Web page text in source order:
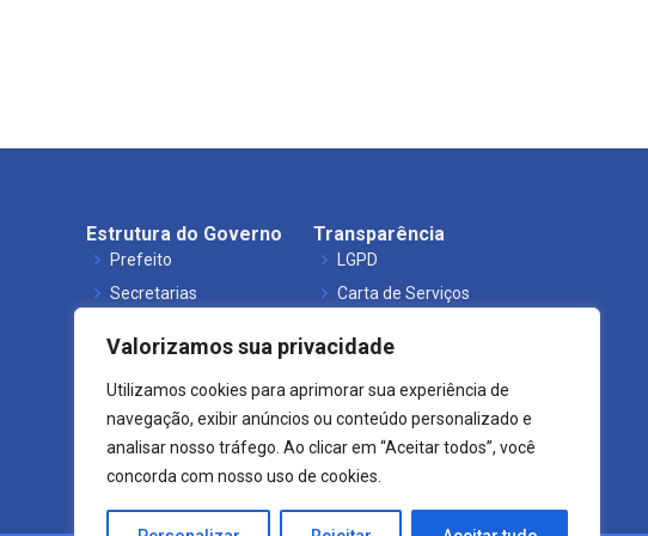
Valorizamos sua privacidade
Utilizamos cookies para aprimorar sua experiência de
navegação, exibir anúncios ou conteúdo personalizado e
analisar nosso tráfego. Ao clicar em “Aceitar todos”, você
concorda com nosso uso de cookies.
Estrutura do Governo
Prefeito
Secretarias
Transparência
LGPD
Carta de Serviços